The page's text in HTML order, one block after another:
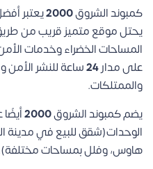
كمبوند الشروق2000يعتبر
يحتل موقع متميز قريب من
المساحات الخضراء وخدمات
على مدار24ساعة للنشر الأمن
والممتلكات.
يضم كمبوند الشروق
الوحدات(شقق للبيع في مدينة
هاوس، وفلل بمساحات